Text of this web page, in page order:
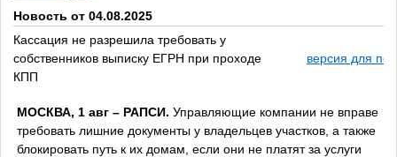
Новость от 04.08.2025
Кассация не разрешила требовать у
собственников выписку ЕГРН при проходе
КПП
версия для
МОСКВА, 1 авг – РАПСИ. Управляющие компании не вправе
требовать лишние документы у владельцев участков, а также
блокировать путь к их домам, если они не платят за услуги